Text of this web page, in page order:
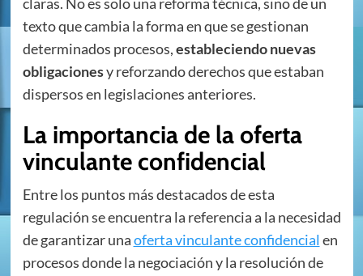
texto que cambia la forma en que se gestionan
determinados procesos,estableciendo nuevas
obligacionesy reforzando derechos que estaban
dispersos en legislaciones anteriores.
La importancia de la oferta
vinculante confidencial
Entre los puntos más destacados de esta
regulación se encuentra la referencia a la necesidad
de garantizar unaoferta vinculante confidencial en
procesos donde la negociación y la resolución de